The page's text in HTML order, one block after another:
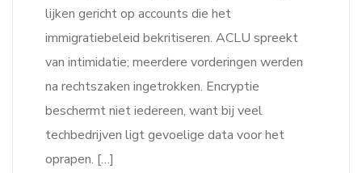
lijken gericht op accounts die het
immigratiebeleid bekritiseren. ACLU spreekt
van intimidatie; meerdere vorderingen werden
na rechtszaken ingetrokken. Encryptie
beschermt niet iedereen, want bij veel
techbedrijven ligt gevoelige data voor het
oprapen. […]